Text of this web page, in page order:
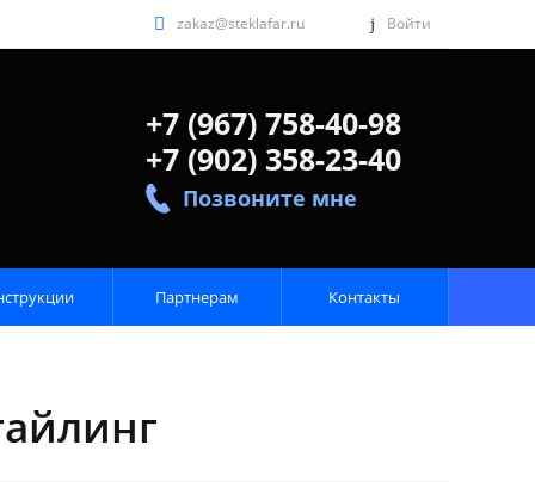
zakaz@steklafar.ru Войти
+7 (967) 758-40-98
+7 (902) 358-23-40
Позвоните мне
Партнерам Контакты